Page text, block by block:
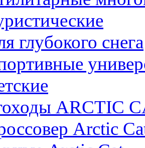
глубокого снега
ARCTIC
Arctic